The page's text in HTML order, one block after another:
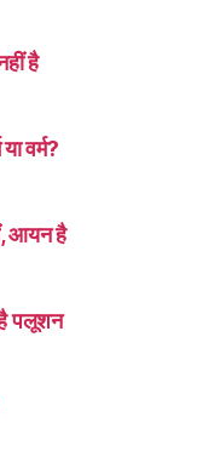
है
वर्म?
आयन है
पलूशन